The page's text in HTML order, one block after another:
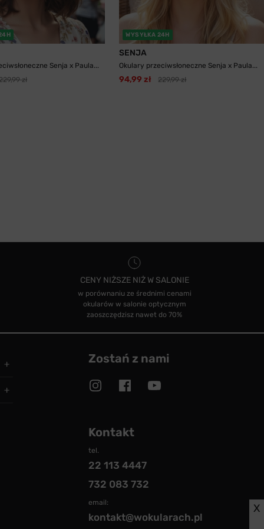
Senja x Paula...
zł
WYSYŁKA 24H
SENJA
Okulary przeciwsłoneczne Senja x Paula...
94,99 zł 229,99 zł
CENY NIŻSZE NIŻ W SALONIE
w porównaniu ze średnimi cenami
okularów w salonie optycznym
zaoszczędzisz nawet do 70%
Zostań z nami
Kontakt
tel.
22 113 4447
732 083 732
email:
kontakt@wokularach.pl
X